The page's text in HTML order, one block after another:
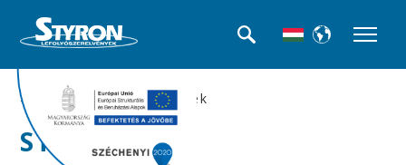
>>WC bekötők, excenterek
STY-530-90-L